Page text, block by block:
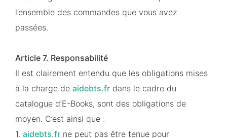
l’ensemble des commandes que vous avez
passées.
Article 7. Responsabilité
Il est clairement entendu que les obligations mises
à la charge de aidebts.fr dans le cadre du
catalogue d’E-Books, sont des obligations de
moyen. C’est ainsi que :
1. aidebts.fr ne peut pas être tenue pour